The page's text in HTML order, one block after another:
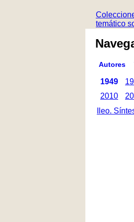
temático
Autores
1949
2010
Ileo.